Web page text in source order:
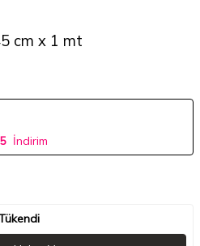
cm x 1 mt
İndirim